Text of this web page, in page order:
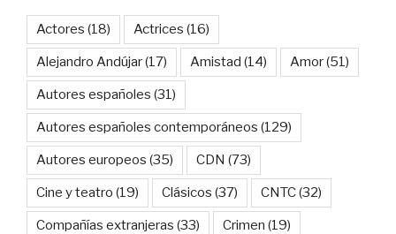
Actores (18) Actrices (16)
Alejandro Andújar(17) Amistad (14) Amor(51)
Autores españoles (31)
Autores españoles contemporáneos (129)
Autores europeos (35) CDN (73)
Cine y teatro (19) Clásicos (37) CNTC(32)
Compañías extranjeras (33) Crimen (19)